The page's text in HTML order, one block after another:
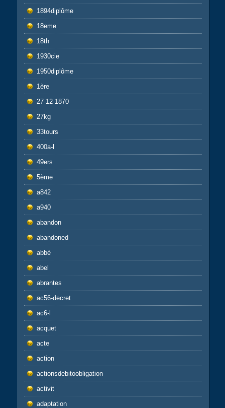
1894diplôme
18eme
18th
1930cie
1950diplôme
1ère
27-12-1870
27kg
33tours
400a-l
49ers
5ème
a842
a940
abandon
abandoned
abbé
abel
abrantes
ac56-decret
ac6-l
acquet
acte
action
actionsdebitoobligation
activit
adaptation